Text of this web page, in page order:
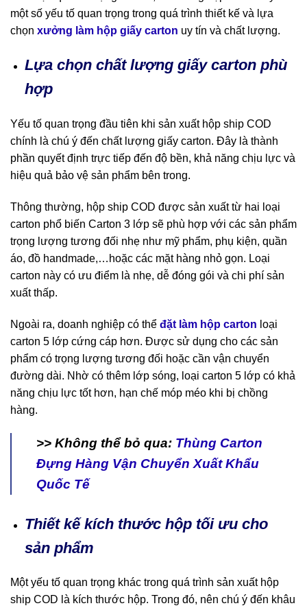
một số yếu tố quan trọng trong quá trình thiết kế và lựa
chọn xưởng làm hộp giấy carton uy tín và chất lượng.
Lựa chọn chất lượng giấy carton phù
hợp
Yếu tố quan trọng đầu tiên khi sản xuất hộp ship COD
chính là chú ý đến chất lượng giấy carton. Đây là thành
phần quyết định trực tiếp đến độ bền, khả năng chịu lực và
hiệu quả bảo vệ sản phẩm bên trong.
Thông thường, hộp ship COD được sản xuất từ hai loại
carton phổ biến Carton 3 lớp sẽ phù hợp với các sản phẩm
trọng lượng tương đối nhẹ như mỹ phẩm, phụ kiện, quần
áo, đồ handmade,…hoặc các mặt hàng nhỏ gọn. Loại
carton này có ưu điểm là nhẹ, dễ đóng gói và chi phí sản
xuất thấp.
Ngoài ra, doanh nghiệp có thể đặt làm hộp carton loại
carton 5 lớp cứng cáp hơn. Được sử dụng cho các sản
phẩm có trọng lượng tương đối hoặc cần vận chuyển
đường dài. Nhờ có thêm lớp sóng, loại carton 5 lớp có khả
năng chịu lực tốt hơn, hạn chế móp méo khi bị chồng
hàng.
>> Không thể bỏ qua: Thùng Carton
Đựng Hàng Vận Chuyển Xuất Khẩu
Quốc Tế
Thiết kế kích thước hộp tối ưu cho
sản phẩm
Một yếu tố quan trọng khác trong quá trình sản xuất hộp
ship COD là kích thước hộp. Trong đó, nên chú ý đến khâu